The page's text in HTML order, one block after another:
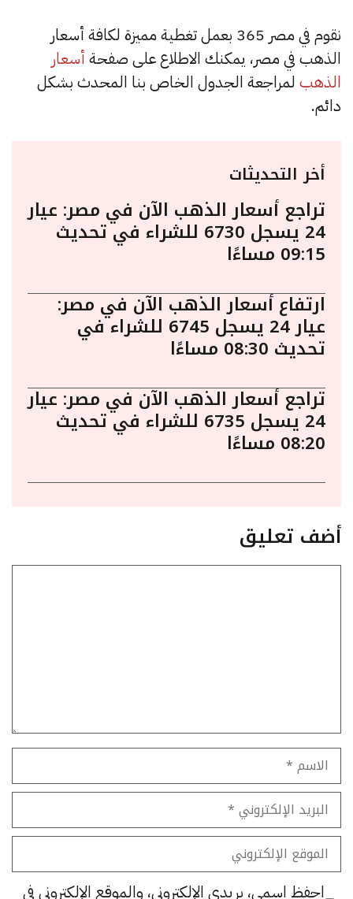
نقوم في مصر 365 بعمل تغطية مميزة لكافة أسعار
الذهب في مصر، يمكنك الاطلاع على صفحة أسعار
الذهب لمراجعة الجدول الخاص بنا المحدث بشكل
دائم.
أخر التحديثات
تراجع أسعار الذهب الآن في مصر: عيار
24 يسجل 6730 للشراء في تحديث
09:15 مساءًا
ارتفاع أسعار الذهب الآن في مصر:
عيار 24 يسجل 6745 للشراء في
تحديث 08:30 مساءًا
تراجع أسعار الذهب الآن في مصر: عيار
24 يسجل 6735 للشراء في تحديث
08:20 مساءًا
أضف تعليق
الاسم
البريد
الإلكتروني
الموقع
الإلكتروني
احفظ اسمي، بريدي الإلكتروني، والموقع الإلكتروني في